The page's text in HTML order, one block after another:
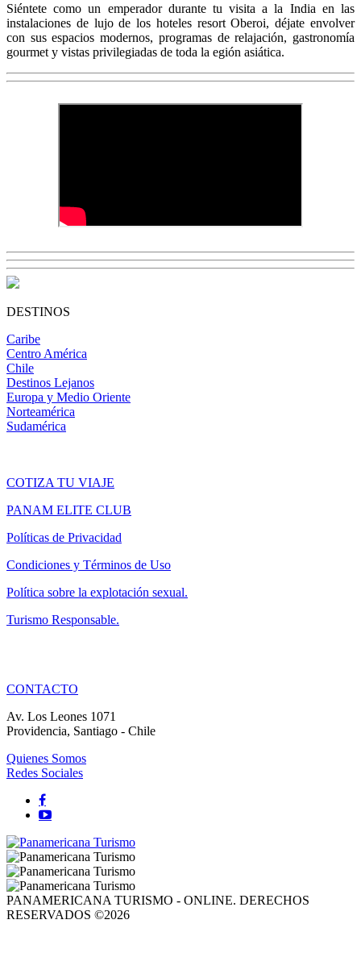
Siéntete como un emperador durante tu visita a la India en las
instalaciones de lujo de los hoteles resort Oberoi, déjate envolver
con sus espacios modernos, programas de relajación, gastronomía
gourmet y vistas privilegiadas de toda la egión asiática.
DESTINOS
Caribe
Centro América
Chile
Destinos Lejanos
Europa y Medio Oriente
Norteamérica
Sudamérica
COTIZA TU VIAJE
PANAM ELITE CLUB
Políticas de Privacidad
Condiciones y Términos de Uso
Política sobre la explotación sexual.
Turismo Responsable.
CONTACTO
Av. Los Leones 1071
Providencia, Santiago - Chile
Quienes Somos
Redes Sociales
PANAMERICANA TURISMO - ONLINE. DERECHOS
RESERVADOS ©2026